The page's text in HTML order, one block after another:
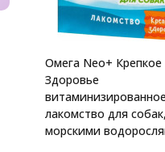
Омега Neo+ Крепкое
Здоровье
витаминизированное
лакомство для
морскими